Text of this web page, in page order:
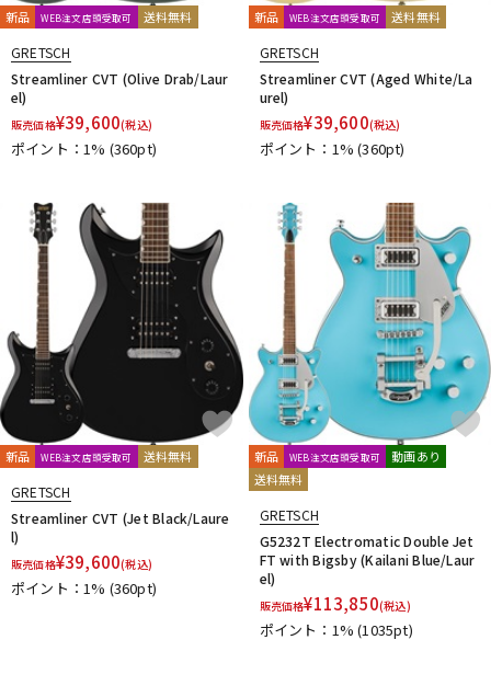
新品 WEB注文店頭受取可 送料無料
GRETSCH
Streamliner CVT (Olive Drab/Laur
el)
販売価格¥39,600(税込)
ポイント：1% (360pt)
新品 WEB注文店頭受取可 送料無料
GRETSCH
Streamliner CVT (Aged White/La
urel)
販売価格¥39,600(税込)
ポイント：1%(360pt)
新品 WEB注文店頭受取可 送料無料
GRETSCH
Streamliner CVT (Jet Black/Laure
l)
販売価格¥39,600(税込)
ポイント：1% (360pt)
新品 WEB注文店頭受取可
動画あり
送料無料
GRETSCH
G5232T Electromatic Double Jet
FT with Bigsby (Kailani Blue/Laur
el)
販売価格¥113,850(税込)
ポイント：1%(1035pt)